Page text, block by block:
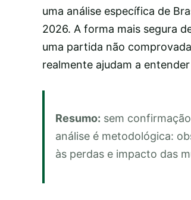
uma análise específica de
2026. A forma mais segura
uma partida não
realmente ajudam a
Resumo: sem
análise é metodológica:
às perdas e impacto das